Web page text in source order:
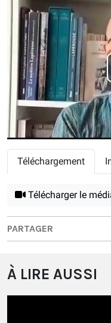
Téléchargement
Télécharger le
PARTAGER
À LIRE AUSSI